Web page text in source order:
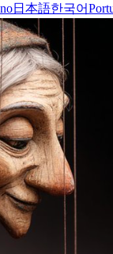
日本語한국어